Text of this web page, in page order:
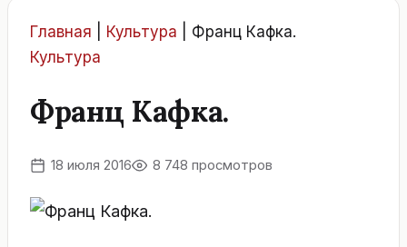
Главная Культура
Франц Кафка.
Культура
Франц Кафка.
18 июля 2016 8 748 просмотров